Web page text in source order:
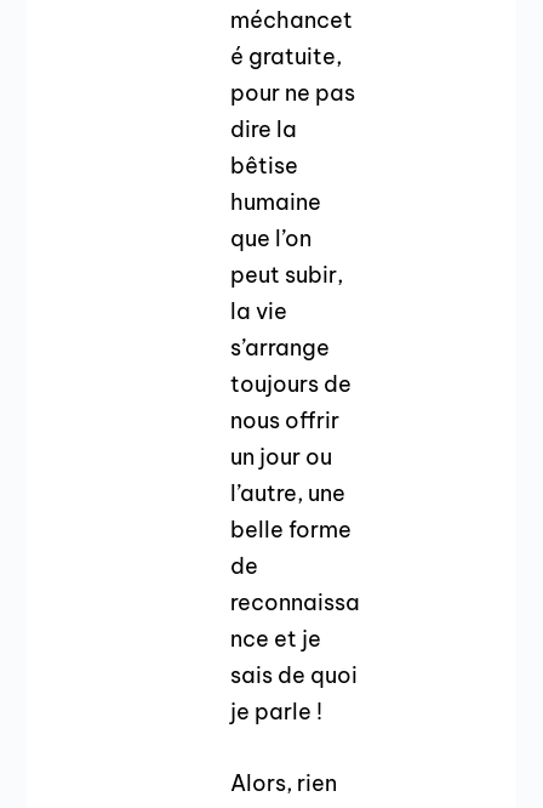
méchancet
é gratuite,
pour ne pas
dire la
bêtise
humaine
que l’on
peut subir,
la vie
s’arrange
toujours de
nous offrir
un jour ou
l’autre, une
belle forme
de
reconnaissa
nce et je
sais de quoi
je parle !
Alors, rien